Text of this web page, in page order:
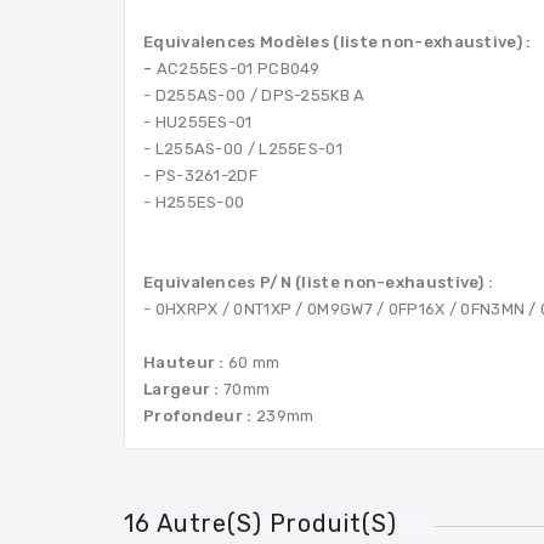
Equivalences Modèles (liste non-exhaustive) :
- AC255ES-01 PCB049
- D255AS-00 / DPS-255KB A
- HU255ES-01
- L255AS-00 /L255ES-01
- PS-3261-2DF
- H255ES-00
Equivalences P/N (liste non-exhaustive) :
- 0HXRPX / 0NT1XP / 0M9GW7 / 0FP16X / 0FN3MN /
Hauteur : 60 mm
Largeur : 70mm
Profondeur : 239mm
16 Autre(s) Produit(s)